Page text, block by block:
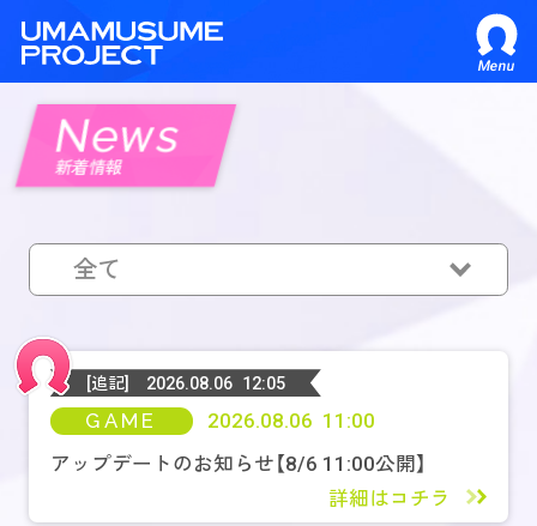
Menu
News
新着情報
全て
GAME
MEDIA
[追記] 2026.08.06 12:05
GAME
2026.08.06 11:00
アップデートのお知らせ【8/6 11:00公開】
詳細はコチラ